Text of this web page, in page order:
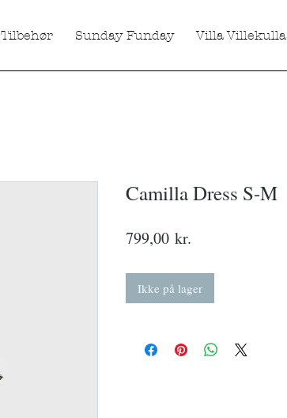
Tilbehør Sunday Funday Villa Villekulla
Camilla Dress S-M
799,00 kr.
Ikke på lager